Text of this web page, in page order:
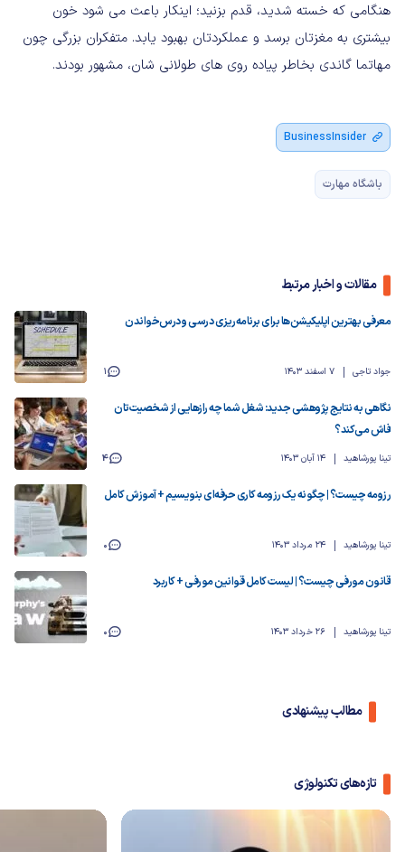
هنگامی که خسته شدید، قدم بزنید؛ اینکار باعث می شود خون
بیشتری به مغزتان برسد و عملکردتان بهبود یابد. متفکران بزرگی چون
مهاتما گاندی بخاطر پیاده روی های طولانی شان، مشهور بودند.
BusinessInsider
باشگاه مهارت
مقالات و اخبار مرتبط
معرفی بهترین اپلیکیشن‌ها برای برنامه‌ریزی درسی و درس‌خواندن
جواد تاجی 7 اسفند 1403 1
نگاهی به نتایج پژوهشی جدید: شغل شما چه رازهایی از شخصیت‌تان
فاش می‌کند؟
تینا پورشاهید 14 آبان 1403 4
رزومه چیست؟ | چگونه یک رزومه کاری حرفه‌ای بنویسیم + آموزش کامل
تینا پورشاهید 24 مرداد 1403 0
قانون مورفی چیست؟ | لیست کامل قوانین مورفی + کاربرد
تینا پورشاهید 26 خرداد 1403 0
مطالب پیشنهادی
تازه‌های تکنولوژی